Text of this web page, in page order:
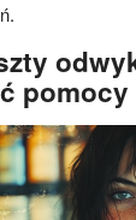
pomocy